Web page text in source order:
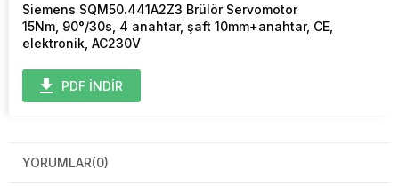
Siemens SQM50.441A2Z3 Brülör Servomotor
15Nm, 90°/30s, 4 anahtar, şaft 10mm+anahtar, CE,
elektronik, AC230V
PDF İNDİR
YORUMLAR(0)